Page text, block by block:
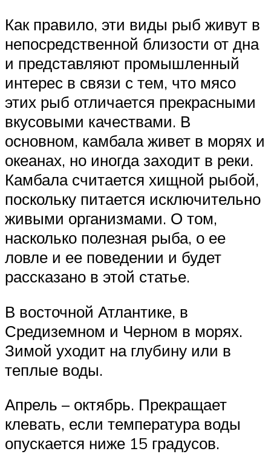
Как правило, эти виды рыб живут в
непосредственной близости от дна
и представляют промышленный
интерес в связи с тем, что мясо
этих рыб отличается прекрасными
вкусовыми качествами. В
основном, камбала живет в морях и
океанах, но иногда заходит в реки.
Камбала считается хищной рыбой,
поскольку питается исключительно
живыми организмами. О том,
насколько полезная рыба, о ее
ловле и ее поведении и будет
рассказано в этой статье.
В восточной Атлантике, в
Средиземном и Черном в морях.
Зимой уходит на глубину или в
теплые воды.
Апрель – октябрь. Прекращает
клевать, если температура воды
опускается ниже 15 градусов.